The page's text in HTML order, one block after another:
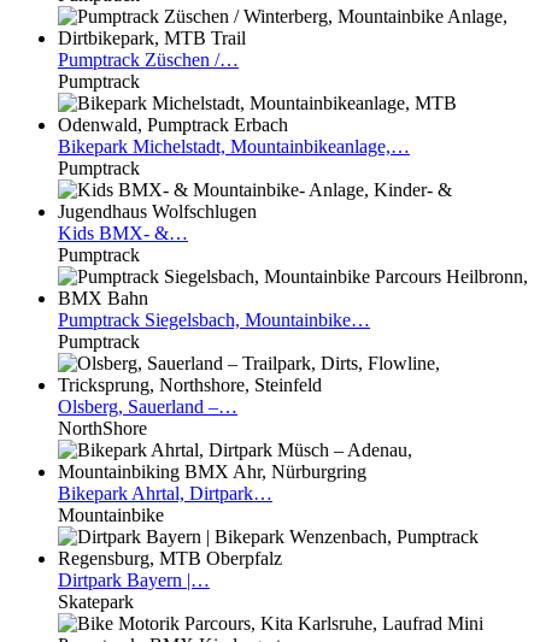
Pumptrack Züschen /…
Pumptrack
Bikepark Michelstadt, Mountainbikeanlage,…
Pumptrack
Kids BMX- &…
Pumptrack
Pumptrack Siegelsbach, Mountainbike…
Pumptrack
Olsberg, Sauerland –…
NorthShore
Bikepark Ahrtal, Dirtpark…
Mountainbike
Dirtpark Bayern |…
Skatepark